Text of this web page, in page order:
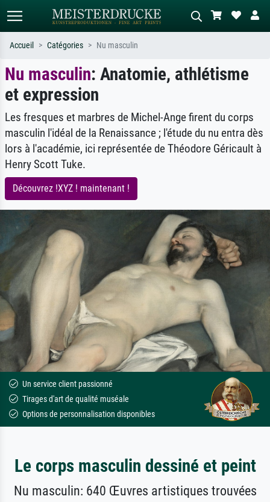
Recherche standard Recherche d'images IA
Recherchez par artiste, titre ou style –
ex. Monet, Nuit étoilée,
impressionnisme, vague de Hokusai,
nu.
tableau sombre, nu debout près d'un
arbre.
Accueil Catégories Nu masculin
Nu masculin: Anatomie, athlétisme
et expression
Les fresques et marbres de Michel-Ange firent du corps
masculin l'idéal de la Renaissance ; l'étude du nu entra dès
lors à l'académie, ici représentée de Théodore Géricault à
Henry Scott Tuke.
Découvrez !XYZ ! maintenant !
Un service client passionné
Tirages d'art de qualité muséale
Options de personnalisation disponibles
Le corps masculin dessiné et peint
Nu masculin: 640 Œuvres artistiques trouvées